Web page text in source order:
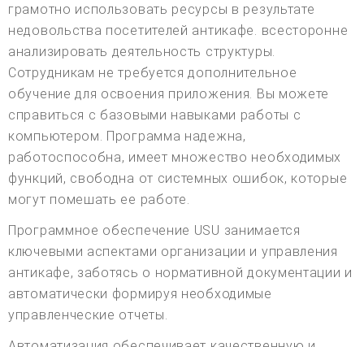
грамотно использовать ресурсы в результате
недовольства посетителей антикафе. всесторонне
анализировать деятельность структуры.
Сотрудникам не требуется дополнительное
обучение для освоения приложения. Вы можете
справиться с базовыми навыками работы с
компьютером. Программа надежна,
работоспособна, имеет множество необходимых
функций, свободна от системных ошибок, которые
могут помешать ее работе.
Программное обеспечение USU занимается
ключевыми аспектами организации и управления
антикафе, заботясь о нормативной документации и
автоматически формируя необходимые
управленческие отчеты.